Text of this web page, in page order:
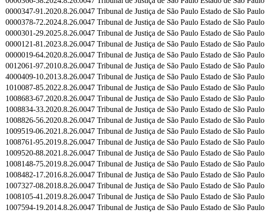
0000347-91.2020.8.26.0047 Tribunal de Justiça de São Paulo Estado de São Paulo
0000378-72.2024.8.26.0047 Tribunal de Justiça de São Paulo Estado de São Paulo
0000301-29.2025.8.26.0047 Tribunal de Justiça de São Paulo Estado de São Paulo
0000121-81.2023.8.26.0047 Tribunal de Justiça de São Paulo Estado de São Paulo
0000019-64.2020.8.26.0047 Tribunal de Justiça de São Paulo Estado de São Paulo
0012061-97.2010.8.26.0047 Tribunal de Justiça de São Paulo Estado de São Paulo
4000409-10.2013.8.26.0047 Tribunal de Justiça de São Paulo Estado de São Paulo
1010087-85.2022.8.26.0047 Tribunal de Justiça de São Paulo Estado de São Paulo
1008683-67.2020.8.26.0047 Tribunal de Justiça de São Paulo Estado de São Paulo
1008834-33.2020.8.26.0047 Tribunal de Justiça de São Paulo Estado de São Paulo
1008826-56.2020.8.26.0047 Tribunal de Justiça de São Paulo Estado de São Paulo
1009519-06.2021.8.26.0047 Tribunal de Justiça de São Paulo Estado de São Paulo
1008761-95.2019.8.26.0047 Tribunal de Justiça de São Paulo Estado de São Paulo
1009520-88.2021.8.26.0047 Tribunal de Justiça de São Paulo Estado de São Paulo
1008148-75.2019.8.26.0047 Tribunal de Justiça de São Paulo Estado de São Paulo
1008482-17.2016.8.26.0047 Tribunal de Justiça de São Paulo Estado de São Paulo
1007327-08.2018.8.26.0047 Tribunal de Justiça de São Paulo Estado de São Paulo
1008105-41.2019.8.26.0047 Tribunal de Justiça de São Paulo Estado de São Paulo
1007594-19.2014.8.26.0047 Tribunal de Justiça de São Paulo Estado de São Paulo